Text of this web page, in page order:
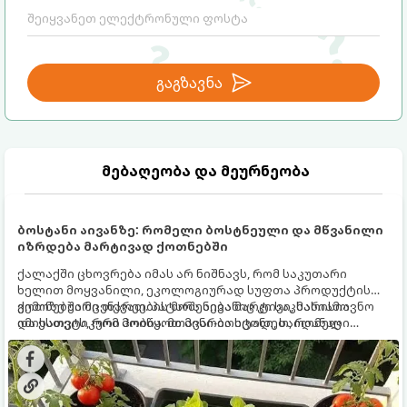
გაგზავნა
მებაღეობა და მეურნეობა
ბოსტანი აივანზე: რომელი ბოსტნეული და მწვანილი
იზრდება მარტივად ქოთნებში
ქალაქში ცხოვრება იმას არ ნიშნავს, რომ საკუთარი
ხელით მოყვანილი, ეკოლოგიურად სუფთა პროდუქტის
გემოზე უარი თქვათ. პატარა აივანიც კი საკმარისია
იმისათვის, რომ მოიწყოთ მინი-ბოსტანი, საიდანაც
ყოველდღიურად ახალ, არომატულ მწვანილსა და
ბოსტნეულს მოკრეფთ.
ქოთნებში მცენარეების მოშენება მარტივი, სასიამოვნო
და ესთეტიკური ჰობია. მთავარია იცოდეთ, რომელი
კულტურები ეგუებიან ქოთნის პირობებს ყველაზე კარგად
და როგორ მოუაროთ მათ სწორად.